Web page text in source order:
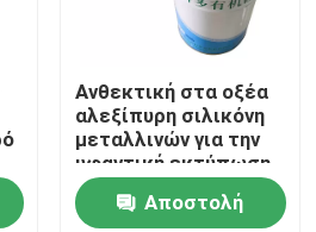
με
Ανθεκτική στα οξέα
αλεξίπυρη σιλικόνη
μεταλλινών για την
υφαντική εκτύπωση
οθόνης
Αποστολή